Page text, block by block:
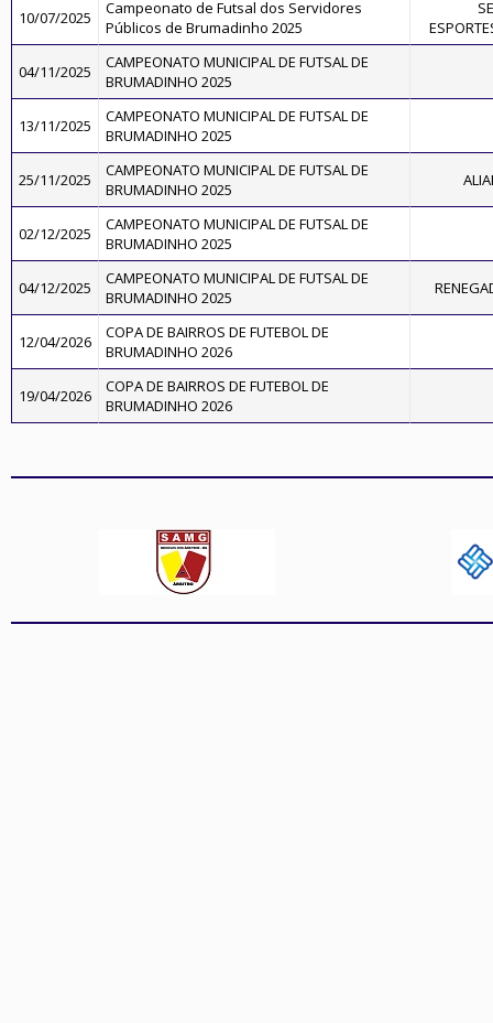
10/07/2025
Campeonato de Futsal dos Servidores
Públicos de Brumadinho 2025
04/11/2025
CAMPEONATO MUNICIPAL DE FUTSAL DE
BRUMADINHO 2025
13/11/2025
CAMPEONATO MUNICIPAL DE FUTSAL DE
BRUMADINHO 2025
25/11/2025
CAMPEONATO MUNICIPAL DE FUTSAL DE
BRUMADINHO 2025
02/12/2025
CAMPEONATO MUNICIPAL DE FUTSAL DE
BRUMADINHO 2025
04/12/2025
CAMPEONATO MUNICIPAL DE FUTSAL DE
BRUMADINHO 2025
12/04/2026
COPA DE BAIRROS DE FUTEBOL DE
BRUMADINHO 2026
19/04/2026
COPA DE BAIRROS DE FUTEBOL DE
BRUMADINHO 2026